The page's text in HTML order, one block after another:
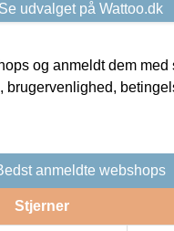
Se udvalget på Wattoo.dk
og anmeldt dem med
anmeldte webshops
Stjerner